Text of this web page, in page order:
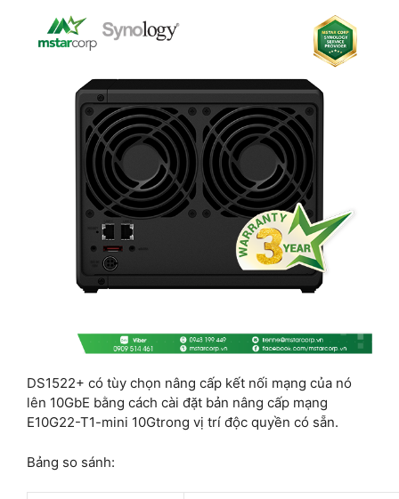
DS1522+ có tùy chọn nâng cấp kết nối mạng của nó
lên 10GbE bằng cách cài đặt bản nâng cấp mạng
E10G22-T1-mini 10Gtrong vị trí độc quyền có sẵn.
Bảng so sánh: